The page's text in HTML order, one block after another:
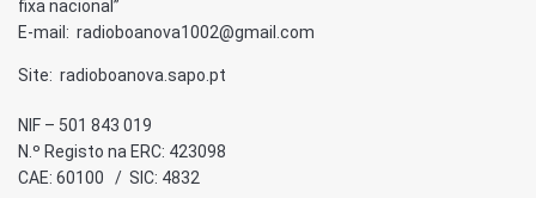
fixa nacional”
E-mail: radioboanova1002@gmail.com
Site: radioboanova.sapo.pt
NIF – 501 843 019
N.º Registo na ERC: 423098
CAE: 60100 / SIC: 4832